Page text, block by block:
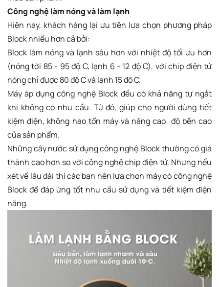
Công nghệ làm nóng và làm lạnh
Hiện nay, khách hàng lại ưu tiên lựa chọn phương pháp
Block nhiều hơn cả bởi:
Block làm nóng và lạnh sâu hơn với nhiệt độ tối ưu hơn
(nóng tới 85 - 95 độ C, lạnh 6 - 12 độ C), với chip điện tử
nóng chỉ được 80 độ C và lạnh 15 độ C.
Máy áp dụng công nghệ Block đều có khả năng tự ngắt
khi không có nhu cầu. Từ đó, giúp cho người dùng tiết
kiệm điện, không hao tổn máy và nâng cao độ bền cao
của sản phẩm.
Những cây nước sử dụng công nghệ Block thường có giá
thành cao hơn so với công nghệ chip điện tử. Nhưng nếu
xét về lâu dài thì các bạn nên lựa chọn máy có công nghệ
Block để đáp ứng tốt nhu cầu sử dụng và tiết kiệm điện
năng.